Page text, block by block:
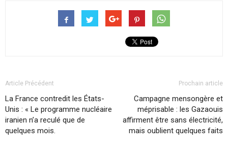
Article Précédent
La France contredit les États-
Unis : « Le programme nucléaire
iranien n’a reculé que de
quelques mois.
Prochain article
Campagne mensongère et
méprisable : les Gazaouis
affirment être sans électricité,
mais oublient quelques faits